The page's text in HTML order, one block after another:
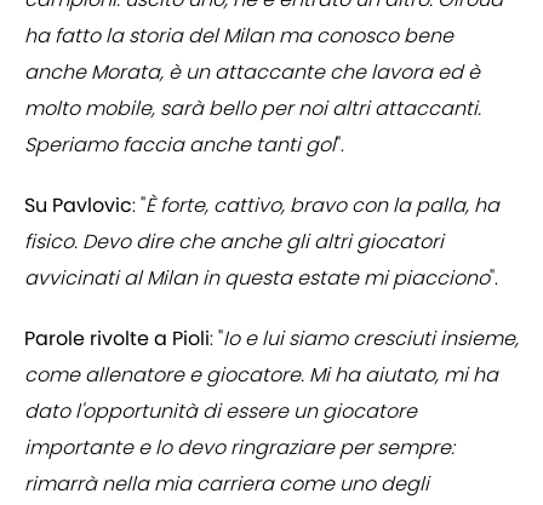
ha fatto la storia del Milan ma conosco bene
anche Morata, è un attaccante che lavora ed è
molto mobile, sarà bello per noi altri attaccanti.
Speriamo faccia anche tanti gol".
Su Pavlovic: "È forte, cattivo, bravo con la palla, ha
fisico. Devo dire che anche gli altri giocatori
avvicinati al Milan in questa estate mi piacciono".
Parole rivolte a Pioli: "Io e lui siamo cresciuti insieme,
come allenatore e giocatore. Mi ha aiutato, mi ha
dato l'opportunità di essere un giocatore
importante e lo devo ringraziare per sempre:
rimarrà nella mia carriera come uno degli